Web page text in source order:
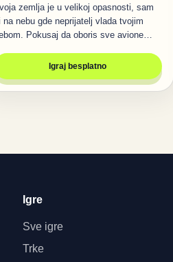
zemlja je u velikoj opasnosti, sam
na nebu gde neprijatelj vlada tvojim
Pokusaj da oboris sve avione…
Igraj besplatno
Igre
Sve igre
Trke